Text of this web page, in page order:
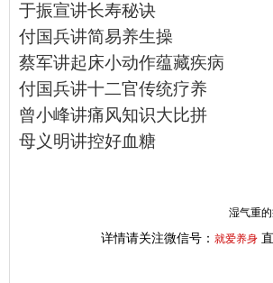
于振宣讲长寿秘诀
付国兵讲简易养生操
蔡军讲起床小动作蕴藏疾病
付国兵讲十二官传统疗养
曾小峰讲痛风知识大比拼
母义明讲控好血糖
湿气重
详情请关注微信号： 就爱养身